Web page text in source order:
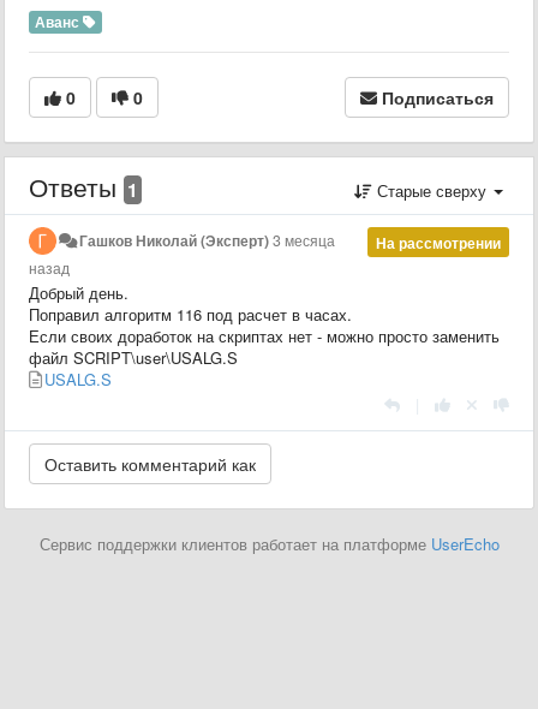
Аванс
0 0 Подписаться
Ответы 1 Старые сверху
На рассмотрении
Гашков Николай (Эксперт)3 месяца
назад
Добрый день.
Поправил алгоритм 116 под расчет в часах.
Если своих доработок на скриптах нет - можно просто заменить
файл SCRIPT\user\USALG.S
USALG.S
Сервис поддержки клиентов работает на платформе UserEcho